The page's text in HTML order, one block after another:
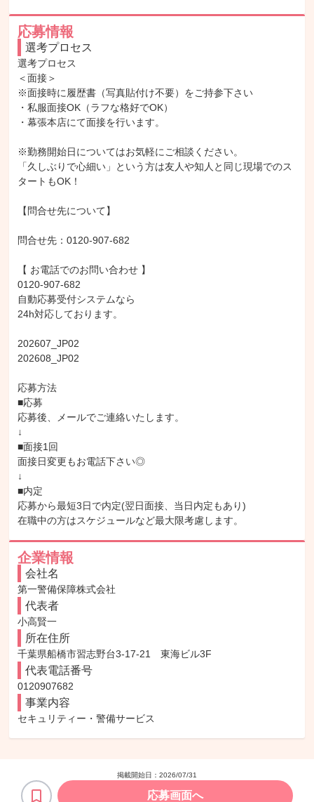
応募情報
選考プロセス
選考プロセス
＜面接＞
※面接時に履歴書（写真貼付け不要）をご持参下さい
・私服面接OK（ラフな格好でOK）
・幕張本店にて面接を行います。
※勤務開始日についてはお気軽にご相談ください。
「久しぶりで心細い」という方は友人や知人と同じ現場でのス
タートもOK！
【問合せ先について】
問合せ先：0120-907-682
【 お電話でのお問い合わせ 】
0120-907-682
自動応募受付システムなら
24h対応しております。
202607_JP02
202608_JP02
応募方法
■応募
応募後、メールでご連絡いたします。
↓
■面接1回
面接日変更もお電話下さい◎
↓
■内定
応募から最短3日で内定(翌日面接、当日内定もあり)
在職中の方はスケジュールなど最大限考慮します。
企業情報
会社名
第一警備保障株式会社
代表者
小高賢一
所在住所
千葉県船橋市習志野台3-17-21　東海ビル3F
代表電話番号
0120907682
事業内容
セキュリティー・警備サービス
掲載開始日： 2026/07/31
応募画面へ